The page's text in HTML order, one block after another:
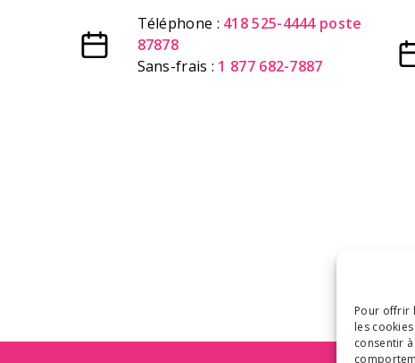
Pour offrir
les
consentir
Téléphone : 418 525-4444 poste
87878
Sans-frais : 1 877 682-7887